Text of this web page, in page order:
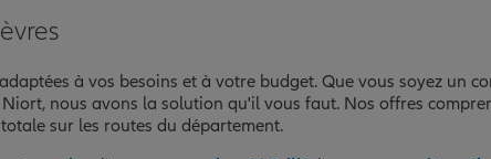
adaptées à vos besoins et à votre budget. Que vous soyez un
nous avons la solution qu'il vous faut. Nos offres
sur les routes du département.